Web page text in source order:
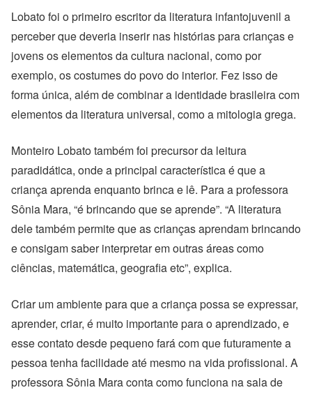
Lobato foi o primeiro escritor da literatura infantojuvenil a
perceber que deveria inserir nas histórias para crianças e
jovens os elementos da cultura nacional, como por
exemplo, os costumes do povo do interior. Fez isso de
forma única, além de combinar a identidade brasileira com
elementos da literatura universal, como a mitologia grega.
Monteiro Lobato também foi precursor da leitura
paradidática, onde a principal característica é que a
criança aprenda enquanto brinca e lê. Para a professora
Sônia Mara, “é brincando que se aprende”. “A literatura
dele também permite que as crianças aprendam brincando
e consigam saber interpretar em outras áreas como
ciências, matemática, geografia etc”, explica.
Criar um ambiente para que a criança possa se expressar,
aprender, criar, é muito importante para o aprendizado, e
esse contato desde pequeno fará com que futuramente a
pessoa tenha facilidade até mesmo na vida profissional. A
professora Sônia Mara conta como funciona na sala de